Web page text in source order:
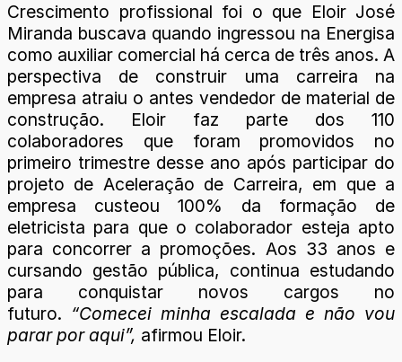
Crescimento profissional foi o que Eloir José
Miranda buscava quando ingressou na Energisa
como auxiliar comercial há cerca de três anos. A
perspectiva de construir uma carreira na
empresa atraiu o antes vendedor de material de
construção. Eloir faz parte dos 110
colaboradores que foram promovidos no
primeiro trimestre desse ano após participar do
projeto de Aceleração de Carreira, em que a
empresa custeou 100% da formação de
eletricista para que o colaborador esteja apto
para concorrer a promoções. Aos 33 anos e
cursando gestão pública, continua estudando
para conquistar novos cargos no
futuro. “Comecei minha escalada e não vou
parar por aqui”, afirmou Eloir.